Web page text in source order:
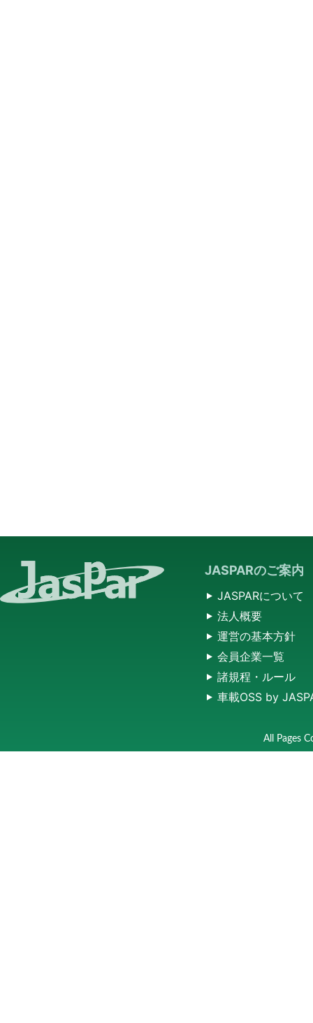
JASPARのご案内
JASPARについて
法人概要
運営の基本方針
会員企業一覧
諸規程・ルール
車載OSS by
All Pages